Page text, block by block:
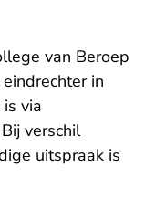
van Beroep
in
via
verschil
uitspraak is